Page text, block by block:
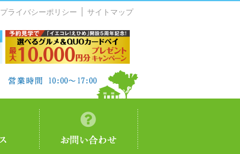
プライバシーポリシー サイトマップ